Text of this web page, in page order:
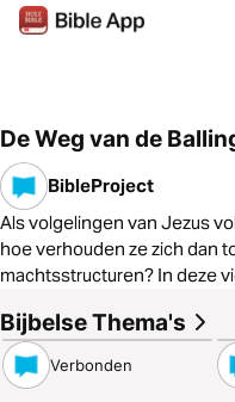
De Weg van de
BibleProject
Als volgelingen van Jezus
hoe verhouden ze zich dan
machtsstructuren? In deze
wijsheid biedt om met deze
de 21e eeuw betekent
volgen.
Bijbelse Thema's
5:45
Verbonden